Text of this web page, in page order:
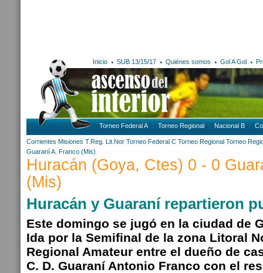
Inicio SUB 13/15/17 Quiénes somos Gol A Gol
Torneo Federal A Torneo Regional Nacional B
Corrientes Misiones T.Reg. Lit.Nor Torneo Federal C Torneo Regional Torneo
Guaraní A. Franco (Mis)
Huracán (Goya, Ctes) 0 - 0
(Mis)
Huracán y Guaraní repartieron
Este domingo se jugó en la ciudad de
Ida por la Semifinal de la zona Litoral
Regional Amateur entre el dueño de
C. D. Guaraní Antonio Franco con el